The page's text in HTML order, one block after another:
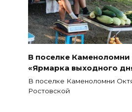
В поселке Каменоломни
«Ярмарка выходного
В поселке Каменоломни
Ростовской